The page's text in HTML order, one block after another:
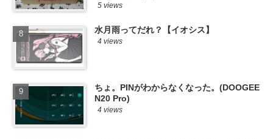
5 views
水月雨ってだれ？【イオシス】
4 views
ちょ。PINがわからなくなった。(DOOGEE
N20 Pro)
4 views